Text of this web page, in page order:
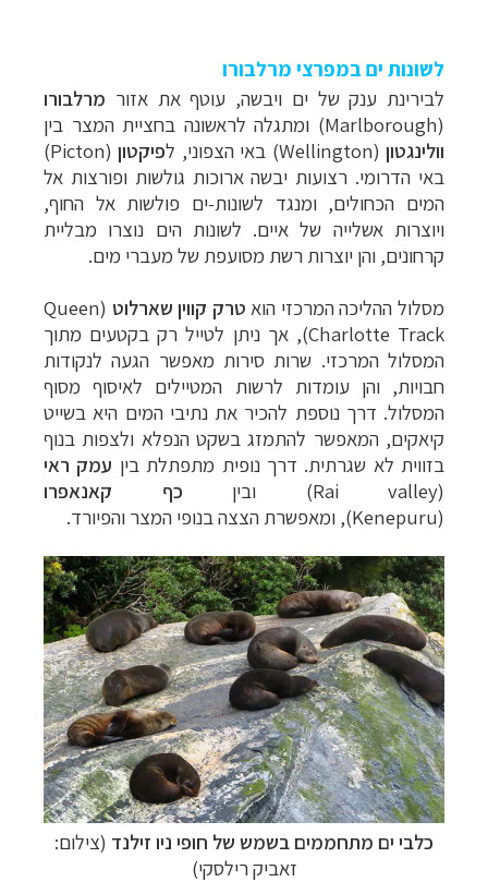
לשונות ים במפרצי מרלבורו
לבירינת ענק של ים ויבשה, עוטף את אזור מרלבורו
(
Marlborough) ומתגלה לראשונה בחציית המצר בין
וולינגטון(
Wellington) באי הצפוני, לפיקטון (
Picton
)
באי הדרומי. רצועות יבשה ארוכות גולשות ופורצות אל
המים הכחולים, ומנגד לשונות-ים פולשות אל החוף,
ויוצרות אשלייה של איים. לשונות הים נוצרו מבליית
קרחונים, והן יוצרות רשת מסועפת של מעברי מים.
מסלול ההליכה המרכזי הוא טרק קווין שארלוט (
Queen
Charlotte Track), אך ניתן לטייל רק בקטעים מתוך
המסלול המרכזי. שרות סירות מאפשר הגעה לנקודות
חבויות, והן עומדות לרשות המטיילים לאיסוף מסוף
המסלול. דרך נוספת להכיר את נתיבי המים היא בשייט
קיאקים, המאפשר להתמזג בשקט הנפלא ולצפות בנוף
בזווית לא שגרתית. דרך נופית מתפתלת בין עמק ראי
(
Rai valley) ובין כף קאנאפרו
(
Kenepuru
), ומאפשרת הצצה בנופי המצר והפיורד.
כלבי ים מתחממים בשמש של חופי ניו זילנד (צילום:
זאביק רילסקי)